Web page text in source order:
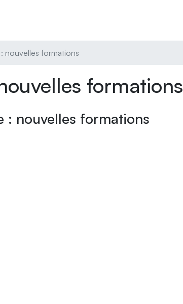
nouvelles formations
formations
: nouvelles formations